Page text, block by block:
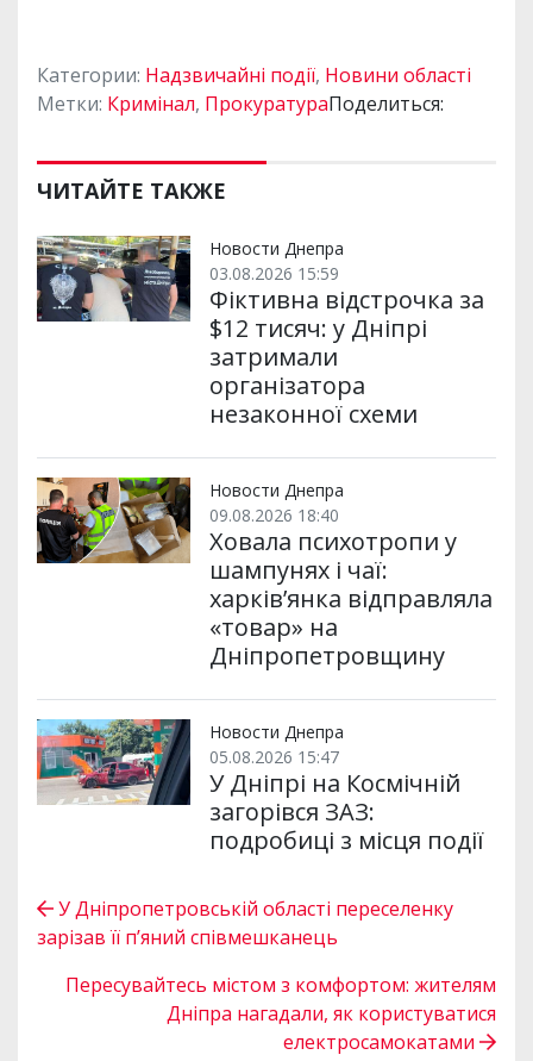
Категории: Надзвичайні події, Новини області
Метки: Кримінал, ПрокуратураПоделиться:
ЧИТАЙТЕ ТАКЖЕ
Новости Днепра
03.08.2026 15:59
Фіктивна відстрочка за
$12 тисяч: у Дніпрі
затримали
організатора
незаконної схеми
Новости Днепра
09.08.2026 18:40
Ховала психотропи у
шампунях і чаї:
харків’янка відправляла
«товар» на
Дніпропетровщину
Новости Днепра
05.08.2026 15:47
У Дніпрі на Космічній
загорівся ЗАЗ:
подробиці з місця події
У Дніпропетровській області переселенку
зарізав її п’яний співмешканець
Пересувайтесь містом з комфортом: жителям
Дніпра нагадали, як користуватися
електросамокатами